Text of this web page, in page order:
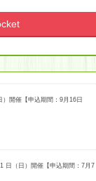
開催【申込期間：9月16日
日（日）開催【申込期間：7月7